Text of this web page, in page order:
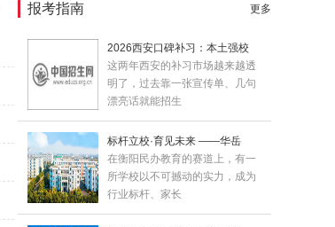
报考指南 更多
2026西安口碑补习：本土强校
这两年西安的补习市场越来越透
明了，过去靠一张宣传单、几句
漂亮话就能招生
标杆立校·育见未来 ——华岳
在衡阳民办教育的赛道上，有一
所学校以不可撼动的实力，成为
行业标杆、家长